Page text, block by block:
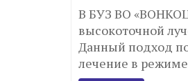
В БУЗ ВО
высокоточной
Данный подход
лечение в